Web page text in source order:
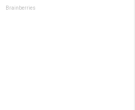
Brainberries